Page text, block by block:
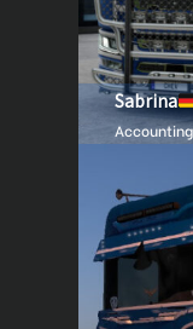
Sabrina
Accounting